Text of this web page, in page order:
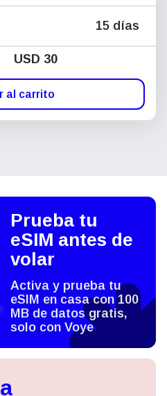
15 días
USD 30
al carrito
Prueba tu
eSIM antes de
volar
Activa y prueba tu
eSIM en casa con 100
MB de datos gratis,
solo con Voye